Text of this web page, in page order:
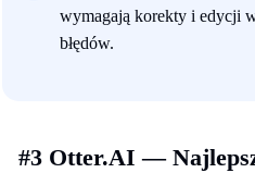
wymagają korekty i edycji
błędów.
#3 Otter.AI —